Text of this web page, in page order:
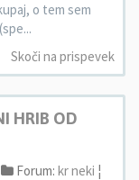
o tem sem
Skoči na prispevek
HRIB OD
Forum: kr neki ¦